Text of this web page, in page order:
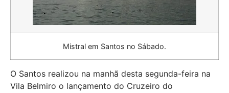
Mistral em Santos no Sábado.
O Santos realizou na manhã desta segunda-feira na
Vila Belmiro o lançamento do Cruzeiro do